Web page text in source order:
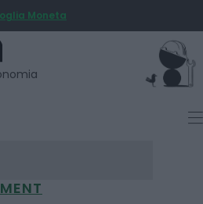
Moneta